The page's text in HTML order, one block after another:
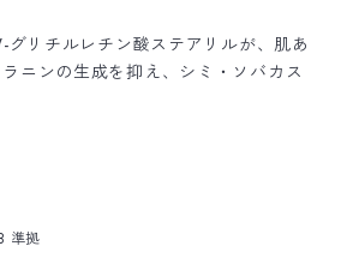
グリチルレチン酸ステアリルが、肌あ
ニンの生成を抑え、シミ・ソバカス
準拠